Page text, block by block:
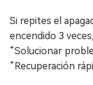
Si repites el
encendido 3
“Solucionar
“Recuperación